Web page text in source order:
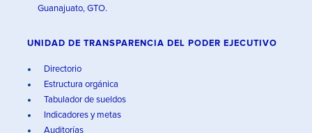
Guanajuato, GTO.
UNIDAD DE TRANSPARENCIA DEL PODER EJECUTIVO
Directorio
Estructura orgánica
Tabulador de sueldos
Indicadores y metas
Auditorías